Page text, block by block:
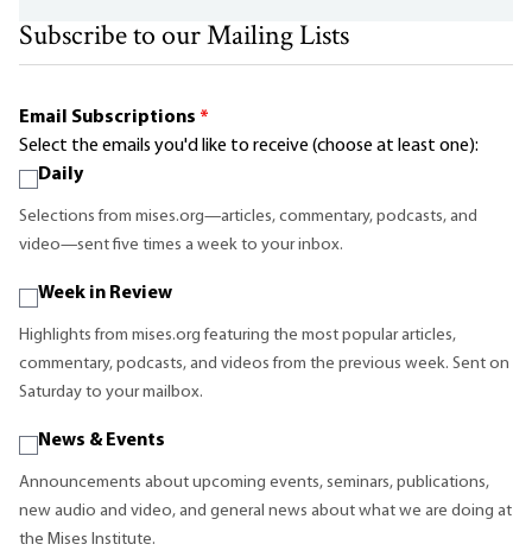
Subscribe to our Mailing Lists
Email Subscriptions *
Select the emails you'd like to receive (choose at least one):
Daily
Selections from mises.org—articles, commentary, podcasts, and
video—sent five times a week to your inbox.
Week in Review
Highlights from mises.org featuring the most popular articles,
commentary, podcasts, and videos from the previous week. Sent on
Saturday to your mailbox.
News & Events
Announcements about upcoming events, seminars, publications,
new audio and video, and general news about what we are doing at
the Mises Institute.